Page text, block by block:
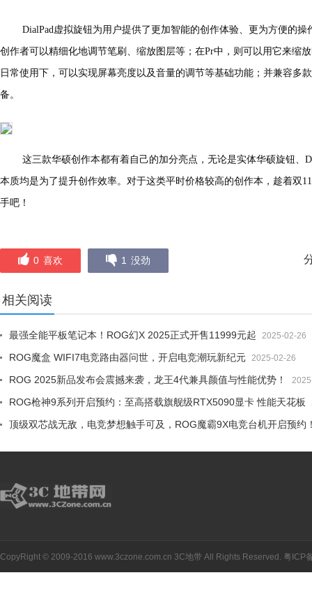
DialPad虚拟旋钮为用户提供了更加智能的创作体验、更为方便的
创作者可以精细化地调节笔刷、缩放图层等；在Pr中，则可以用它来缩
日常使用下，可以实现屏幕亮度以及音量的调节等基础功能；并兼容多
备。
这三款华硕创作本都有着自己的加分亮点，无论是实体华硕旋钮、
本质均是为了提升创作效率。对于这类平时价格较高的创作本，趁着双
手吧！
0 喜欢 1 没劲
相关阅读
最强全能平板笔记本！ROG幻X 2025正式开售11999元起 2025-02-26
ROG魔盒 WIFI7电竞路由器问世，开启电竞潮玩新纪元 2025-02-26
ROG 2025新品发布会震撼来袭，龙王4代兼具颜值与性能优势！
ROG枪神9系列开启预约：至高搭载旗舰级RTX5090显卡 性能天花板
顶级双芯战无敌，电竞梦想触手可及，ROG魔霸9X电竞台机开启预约
CopyRight © 2009-2016 www.3czone.com.cn 3C地带 All Rights Reserved. 粤ICP